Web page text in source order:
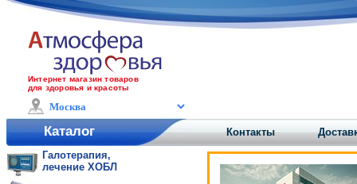
Интернет магазин товаров
для здоровья и красоты
Каталог Контакты
Галотерапия,
лечение ХОБЛ